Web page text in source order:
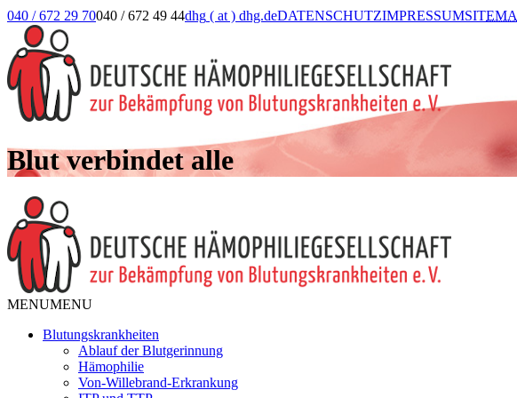
040 / 672 29 70040 / 672 49 44dhg ( at ) dhg.deDATENSCHUTZIMPRESSUMSITEMA
Blut verbindet alle
MENUMENU
Blutungskrankheiten
Ablauf der Blutgerinnung
Hämophilie
Von-Willebrand-Erkrankung